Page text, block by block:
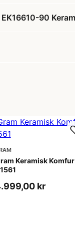
90
Keramisk Komfur
kr